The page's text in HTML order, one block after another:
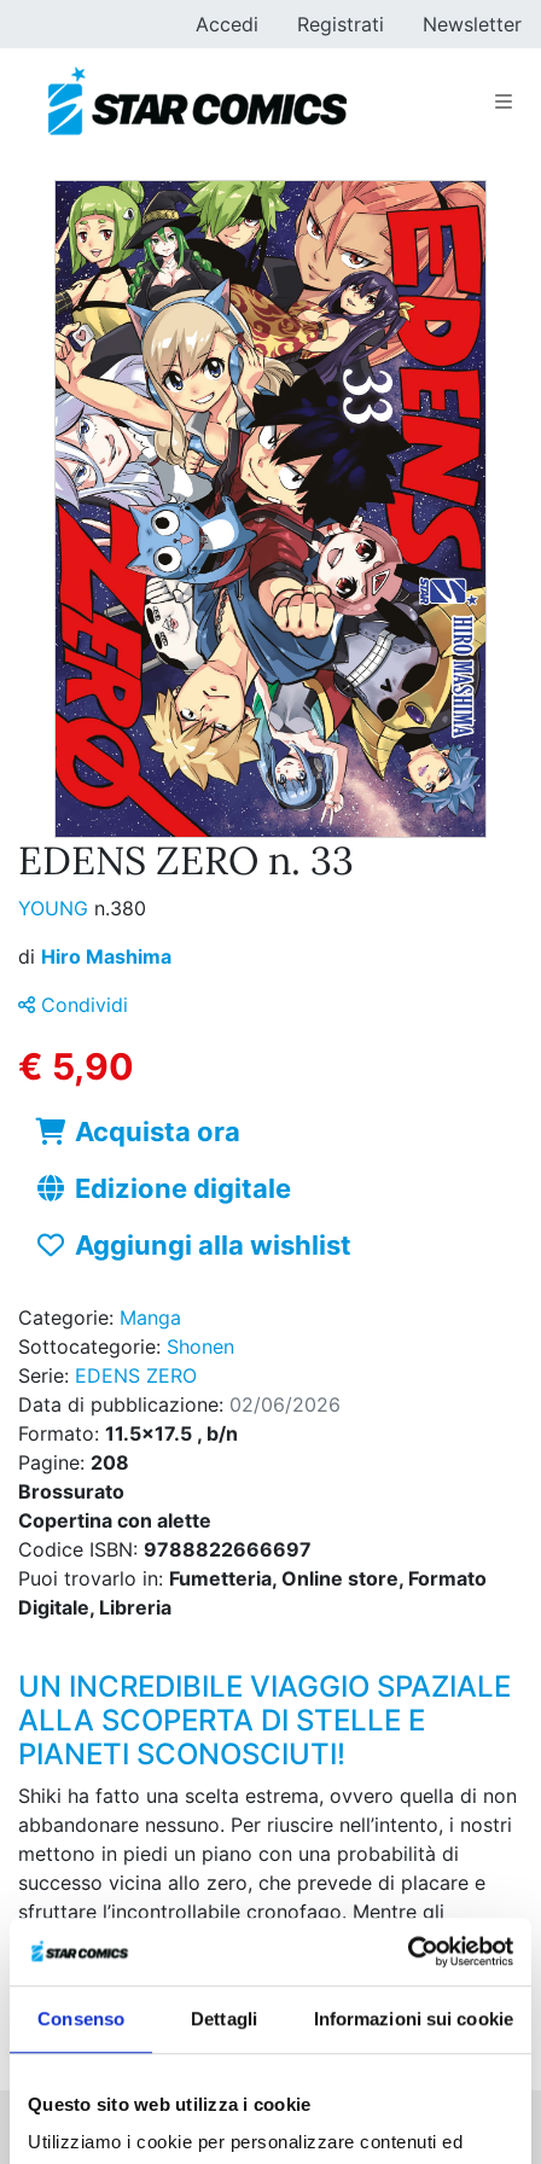
Consenso Dettagli Informazioni sui cookie
Questo sito web utilizza i cookie
Utilizziamo i cookie per personalizzare contenuti ed
Accedi Registrati Newsletter
EDENS ZERO n. 33
YOUNG n.380
di Hiro Mashima
Condividi
€ 5,90
Acquista ora
Edizione digitale
Aggiungi alla wishlist
Categorie: Manga
Sottocategorie: Shonen
Serie: EDENS ZERO
Data di pubblicazione: 02/06/2026
Formato: 11.5x17.5 , b/n
Pagine: 208
Brossurato
Copertina con alette
Codice ISBN: 9788822666697
Puoi trovarlo in: Fumetteria, Online store, Formato
Digitale, Libreria
UN INCREDIBILE VIAGGIO SPAZIALE
ALLA SCOPERTA DI STELLE E
PIANETI SCONOSCIUTI!
Shiki ha fatto una scelta estrema, ovvero quella di non
abbandonare nessuno. Per riuscire nell’intento, i nostri
mettono in piedi un piano con una probabilità di
successo vicina allo zero, che prevede di placare e
sfruttare l’incontrollabile cronofago. Mentre gli
attacchi dell’Edens One e di Void, mirati a far
estinguere l’umanità, si fanno sempre più violenti,
epica battaglia di Shiki e dei suoi compagni!